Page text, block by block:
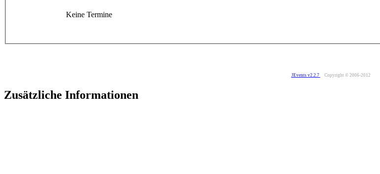
Keine Termine
JEvents v2.2.7 Copyright © 2006-2012
Zusätzliche Informationen